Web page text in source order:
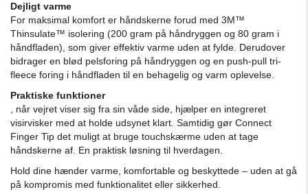
Dejligt varme
For maksimal komfort er håndskerne forud med 3M™
Thinsulate™ isolering (200 gram på håndryggen og 80 gram i
håndfladen), som giver effektiv varme uden at fylde. Derudover
bidrager en blød pelsforing på håndryggen og en push-pull tri-
fleece foring i håndfladen til en behagelig og varm oplevelse.
Praktiske funktioner
, når vejret viser sig fra sin våde side, hjælper en integreret
visirvisker med at holde udsynet klart. Samtidig gør Connect
Finger Tip det muligt at bruge touchskærme uden at tage
håndskerne af. En praktisk løsning til hverdagen.
Hold dine hænder varme, komfortable og beskyttede – uden at gå
på kompromis med funktionalitet eller sikkerhed.